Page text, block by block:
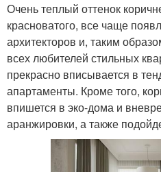
Очень теплый оттенок
красноватого, все чаще
архитекторов и, таким
всех любителей стильных
прекрасно вписывается в
апартаменты. Кроме того,
впишется в эко-дома и
аранжировки, а также